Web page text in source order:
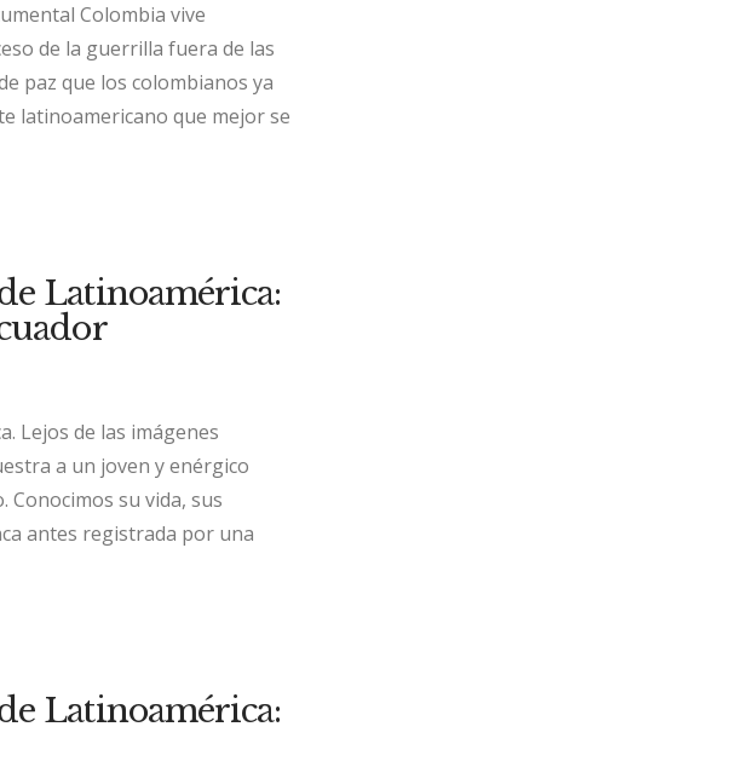
Colombia vive
de la guerrilla fuera de las
paz que los colombianos ya
latinoamericano que mejor se
Latinoamérica:
Lejos de las imágenes
a un joven y enérgico
su vida, sus
antes registrada por una
Latinoamérica: